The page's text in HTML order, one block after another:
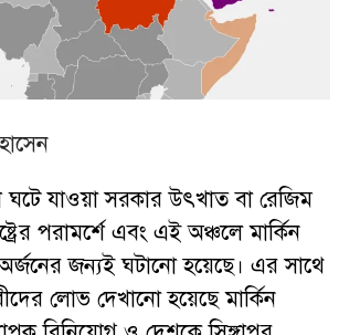
ঘটে যাওয়া সরকার উৎখাত বা রেজিম
পরামর্শে এবং এই অঞ্চলে মার্কিন
জন্যই ঘটানো হয়েছে। এর সাথে
লোভ দেখানো হয়েছে মার্কিন